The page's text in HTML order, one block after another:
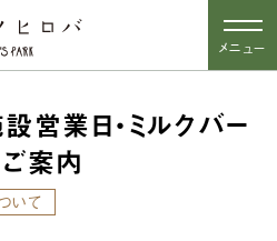
メニュー
営業日・ミルクバー
案内
いて